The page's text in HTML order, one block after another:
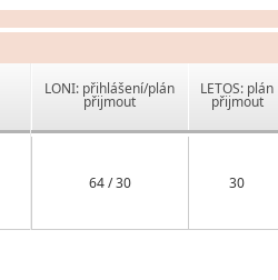
LONI: přihlášení/plán
přijmout
LETOS: plán
přijmout
64 / 30 30